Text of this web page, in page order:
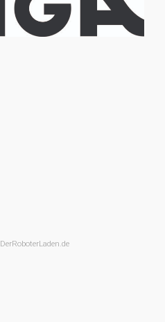
DerRoboterLaden.de